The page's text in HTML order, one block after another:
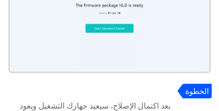
الخطوة
بعد اكتمال الإصلاح، سيعيد جهازك التشغيل ويعود